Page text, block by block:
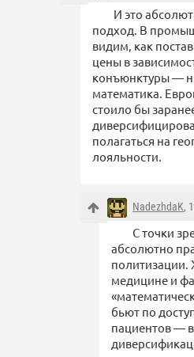
И это
подход. В
видим, как
цены в
конъюнктуры —
математика.
стоило бы
полагаться на
лояльности.
NadezhdaK,
С точки
абсолютно
политизации.
медицине и
бьют по
пациентов —